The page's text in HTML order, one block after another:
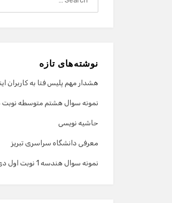
نوشته‌های تازه
هشدار مهم پلیس فتا به کاربران
نمونه سوال هشتم متوسطه نوبت
حاشیه نویسی
معرفی دانشگاه سراسری تبریز
نمونه سوال هندسه 1 نوبت اول دی 93